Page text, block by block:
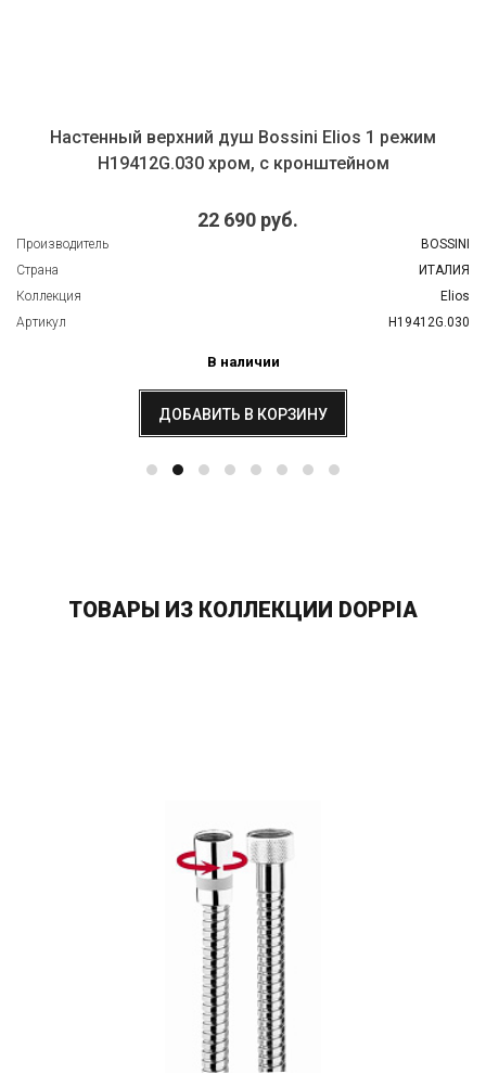
Настенный верхний душ Bossini Elios 1 режим
H19412G.030 хром, с кронштейном
22 690 руб.
BOSSINI
ИТАЛИЯ
Elios
H19412G.030
В наличии
ДОБАВИТЬ В КОРЗИНУ
ТОВАРЫ ИЗ КОЛЛЕКЦИИ DOPPIA